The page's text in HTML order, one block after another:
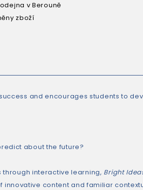
v Berouně
zboží
and encourages students to
about the future?
interactive learning, Bright
innovative content and familiar